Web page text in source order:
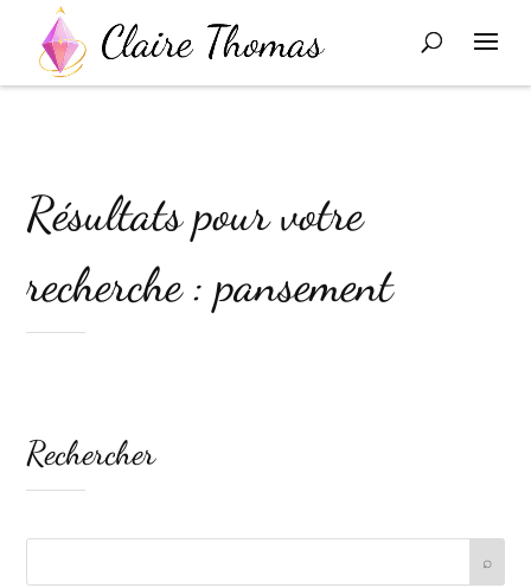
Résultats pour votre
recherche : pansement
Rechercher